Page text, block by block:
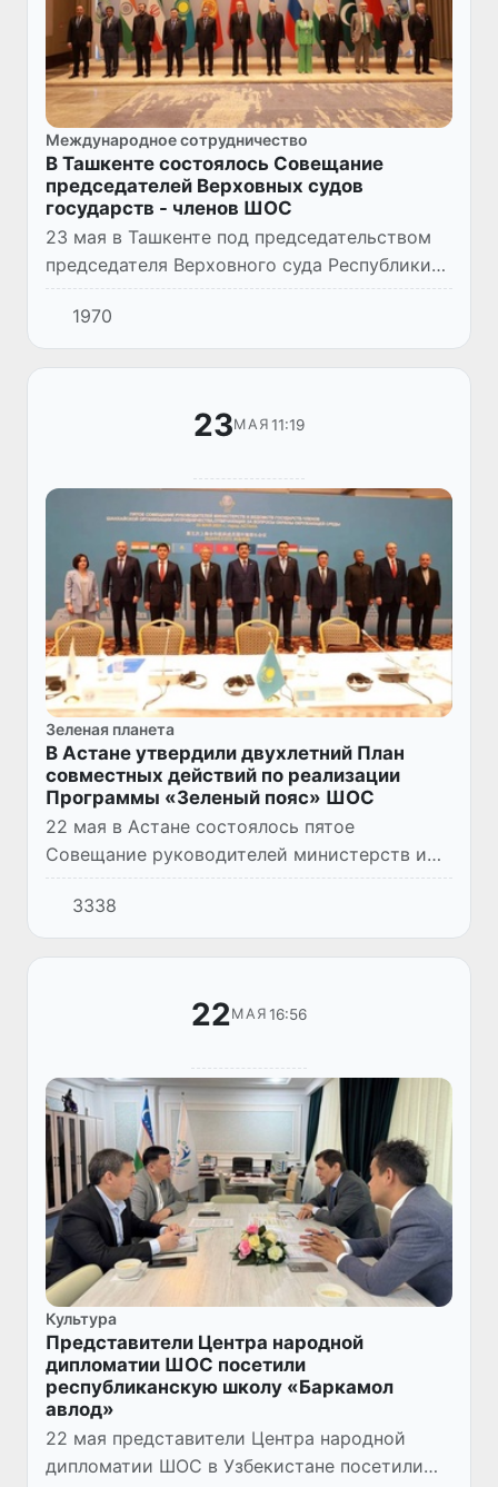
Международное сотрудничество
В Ташкенте состоялось Совещание
председателей Верховных судов
государств - членов ШОС
23 мая в Ташкенте под председательством
председателя Верховного суда Республики
Узбекистан Бахтияра Исламова состоялось
девятнадцатое Совещание председателей
Верховных судов госуда...
1970
23МАЯ 11:19
Зеленая планета
В Астане утвердили двухлетний План
совместных действий по реализации
Программы «Зеленый пояс» ШОС
22 мая в Астане состоялось пятое
Совещание руководителей министерств и
ведомств государств - членов Шанхайской
организации сотрудничества по вопросам
охраны окружающей среды. От Уз...
3338
22МАЯ 16:56
Культура
Представители Центра народной
дипломатии ШОС посетили
республиканскую школу «Баркамол
авлод»
22 мая представители Центра народной
дипломатии ШОС в Узбекистане посетили